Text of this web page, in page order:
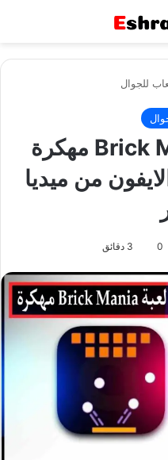
للجوال
تحميل لعبة Brick Mania مهكرة
والايفون من ميديا
0